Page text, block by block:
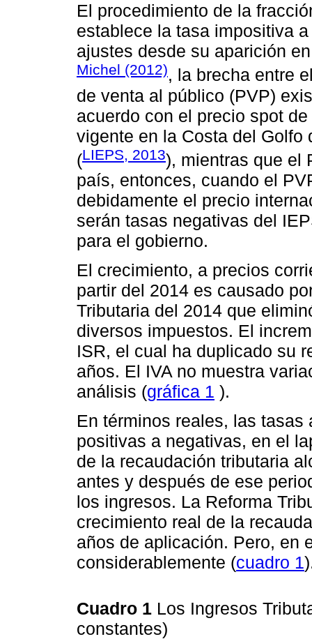
El procedimiento de la
establece la tasa impositiva
ajustes desde su aparición
Michel (2012), la brecha entre
de venta al público (PVP)
acuerdo con el precio spot
vigente en la Costa del Golfo
(LIEPS, 2013), mientras que el
país, entonces, cuando el
debidamente el precio
serán tasas negativas del
para el gobierno.
El crecimiento, a precios
partir del 2014 es causado
Tributaria del 2014 que
diversos impuestos. El
ISR, el cual ha duplicado su
años. El IVA no muestra
análisis (gráfica 1 ).
En términos reales, las
positivas a negativas, en el
de la recaudación tributaria
antes y después de ese
los ingresos. La Reforma
crecimiento real de la
años de aplicación. Pero, en
considerablemente (cuadro 1
Cuadro 1 Los Ingresos
constantes)